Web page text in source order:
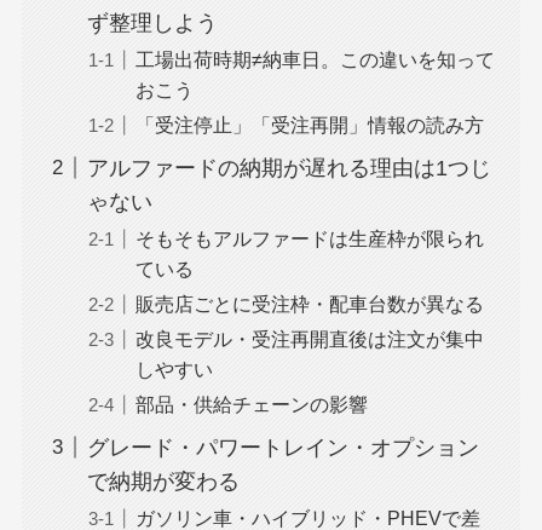
ず整理しよう
工場出荷時期≠納車日。この違いを知って
おこう
「受注停止」「受注再開」情報の読み方
アルファードの納期が遅れる理由は1つじ
ゃない
そもそもアルファードは生産枠が限られ
ている
販売店ごとに受注枠・配車台数が異なる
改良モデル・受注再開直後は注文が集中
しやすい
部品・供給チェーンの影響
グレード・パワートレイン・オプション
で納期が変わる
ガソリン車・ハイブリッド・PHEVで差